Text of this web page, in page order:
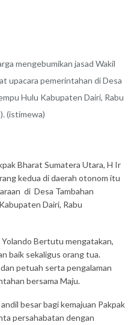
mengebumikan jasad Wakil
upacara pemerintahan di Desa
Hulu Kabupaten Dairi, Rabu
(istimewa)
Bharat Sumatera Utara, H Ir
kedua di daerah otonom itu
di Desa Tambahan
Dairi, Rabu
Bertutu mengatakan,
baik sekaligus orang tua.
petuah serta pengalaman
bersama Maju.
besar bagi kemajuan Pakpak
persahabatan dengan